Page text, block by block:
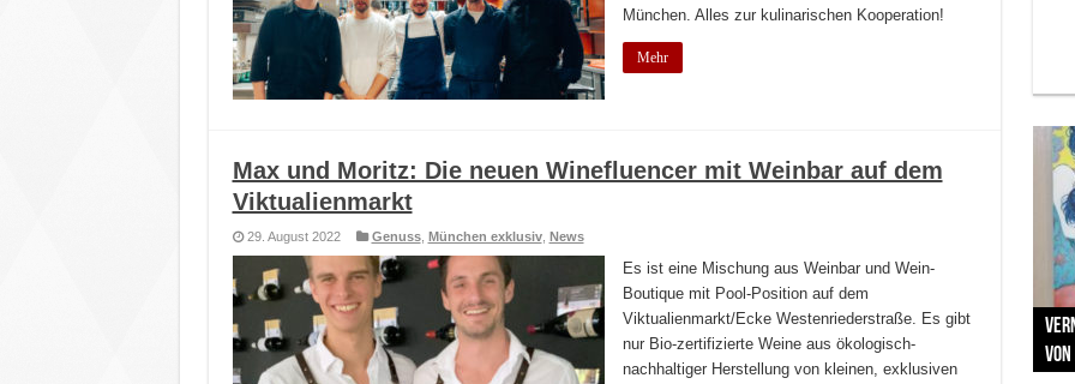
München. Alles zur kulinarischen Kooperation!
Mehr
Max und Moritz: Die neuen Winefluencer mit Weinbar auf dem
Viktualienmarkt
29. August 2022 Genuss, München exklusiv, News
Es ist eine Mischung aus Weinbar und Wein-
Boutique mit Pool-Position auf dem
Viktualienmarkt/Ecke Westenriederstraße. Es gibt
nur Bio-zertifizierte Weine aus ökologisch-
nachhaltiger Herstellung von kleinen, exklusiven
Zu